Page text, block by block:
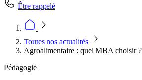
Être rappelé
Toutes nos actualités
Agroalimentaire : quel MBA choisir ?
Pédagogie